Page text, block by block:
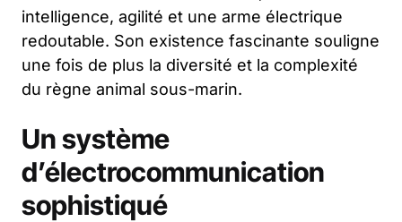
intelligence, agilité et une arme électrique
redoutable. Son existence fascinante souligne
une fois de plus la diversité et la complexité
du règne animal sous-marin.
Un système
d’électrocommunication
sophistiqué